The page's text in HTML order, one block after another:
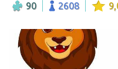
90 2608